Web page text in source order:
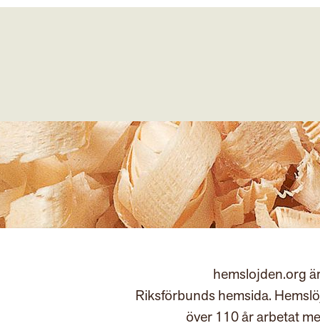
hemslojden.org
Riksförbunds hemsida.
över 110 år arbetat